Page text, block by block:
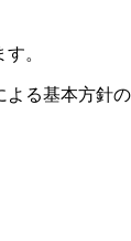
。
よる基本方針の